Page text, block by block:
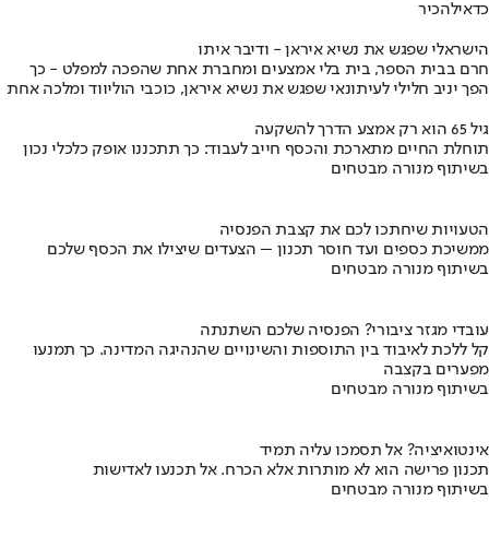
כדאילהכיר
הישראלי שפגש את נשיא איראן - ודיבר איתו
חרם בבית הספר, בית בלי אמצעים ומחברת אחת שהפכה למפלט - כך
הפך יניב חלילי לעיתונאי שפגש את נשיא איראן, כוכבי הוליווד ומלכה אחת
גיל 65 הוא רק אמצע הדרך להשקעה
תוחלת החיים מתארכת והכסף חייב לעבוד: כך תתכננו אופק כלכלי נכון
בשיתוף מנורה מבטחים
הטעויות שיחתכו לכם את קצבת הפנסיה
ממשיכת כספים ועד חוסר תכנון – הצעדים שיצילו את הכסף שלכם
בשיתוף מנורה מבטחים
עובדי מגזר ציבורי? הפנסיה שלכם השתנתה
קל ללכת לאיבוד בין התוספות והשינויים שהנהיגה המדינה. כך תמנעו
מפערים בקצבה
בשיתוף מנורה מבטחים
אינטואיציה? אל תסמכו עליה תמיד
תכנון פרישה הוא לא מותרות אלא הכרח. אל תכנעו לאדישות
בשיתוף מנורה מבטחים